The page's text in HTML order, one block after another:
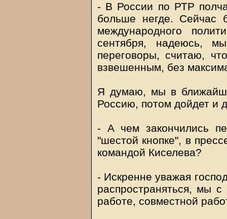
- В России по РТР
больше негде. Сейчас
международного
сентября, надеюсь,
переговоры, считаю,
взвешенным, без
Я думаю, мы в
Россию, потом дойдет и
- А чем закончились
"шестой кнопке", в
командой Киселева?
- Искренне уважая
распространяться, мы
работе, совместной